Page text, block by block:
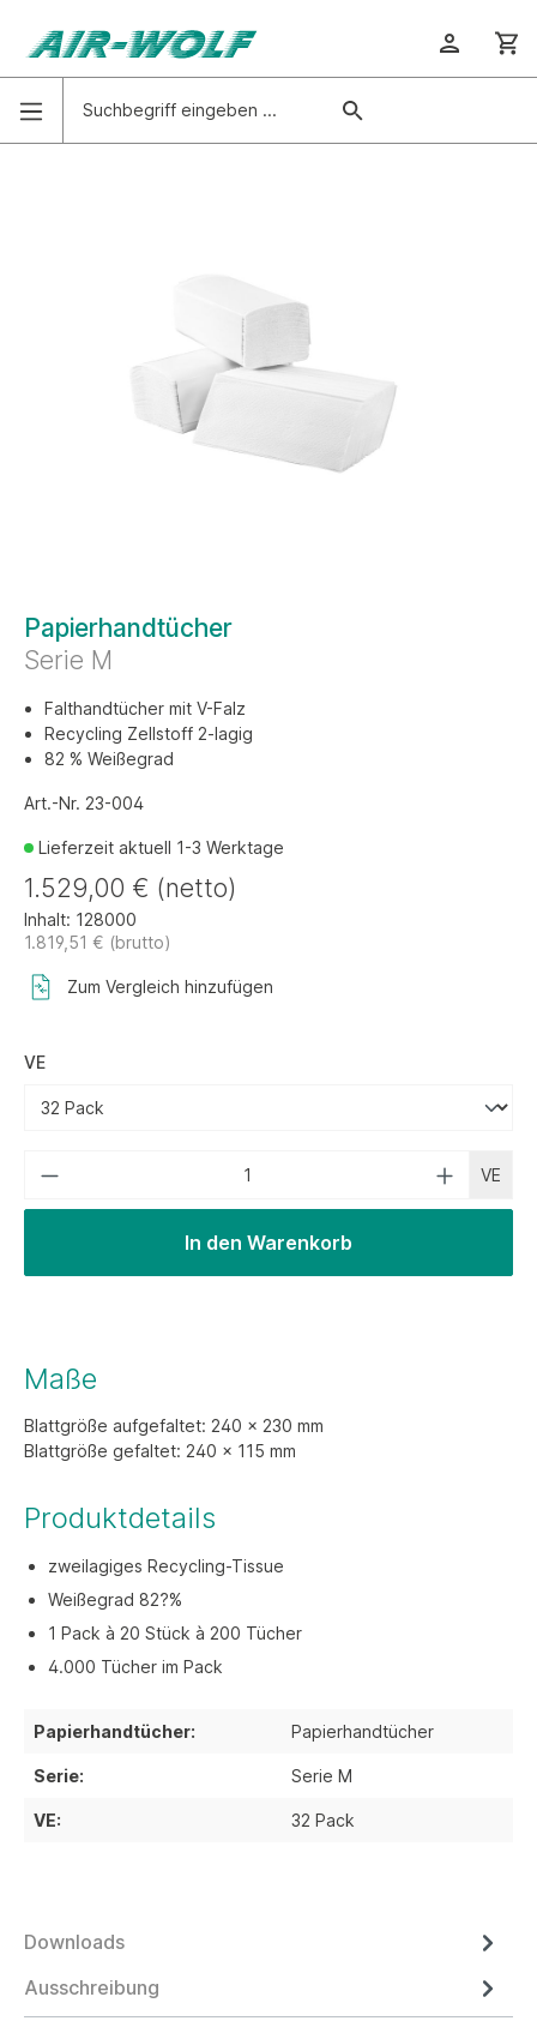
Papierhandtücher
Serie M
Falthandtücher mit V-Falz
Recycling Zellstoff 2-lagig
82 % Weißegrad
Art.-Nr. 23-004
Lieferzeit aktuell 1-3 Werktage
1.529,00 € (netto)
Inhalt: 128000
1.819,51 € (brutto)
Zum Vergleich hinzufügen
VE
VE
In den Warenkorb
Produktdetails
zweilagiges Recycling-Tissue
Weißegrad 82?%
1 Pack à 20 Stück à 200 Tücher
4.000 Tücher im Pack
Papierhandtücher: Papierhandtücher
Serie: Serie M
VE: 32 Pack
Maße
Blattgröße aufgefaltet: 240 x 230 mm
Blattgröße gefaltet: 240 x 115 mm
Downloads
Ausschreibung